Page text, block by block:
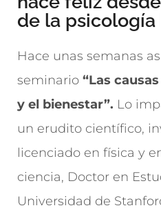
de la psicología
Hace unas semanas
seminario “Las
y el bienestar”. Lo
un erudito científico,
licenciado en física y
ciencia, Doctor en
Universidad de